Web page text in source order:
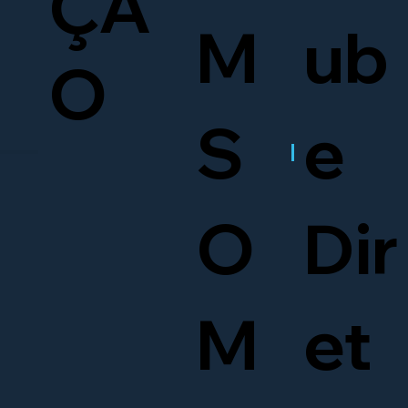
M
S
O
M
ub
e
Dir
et
O